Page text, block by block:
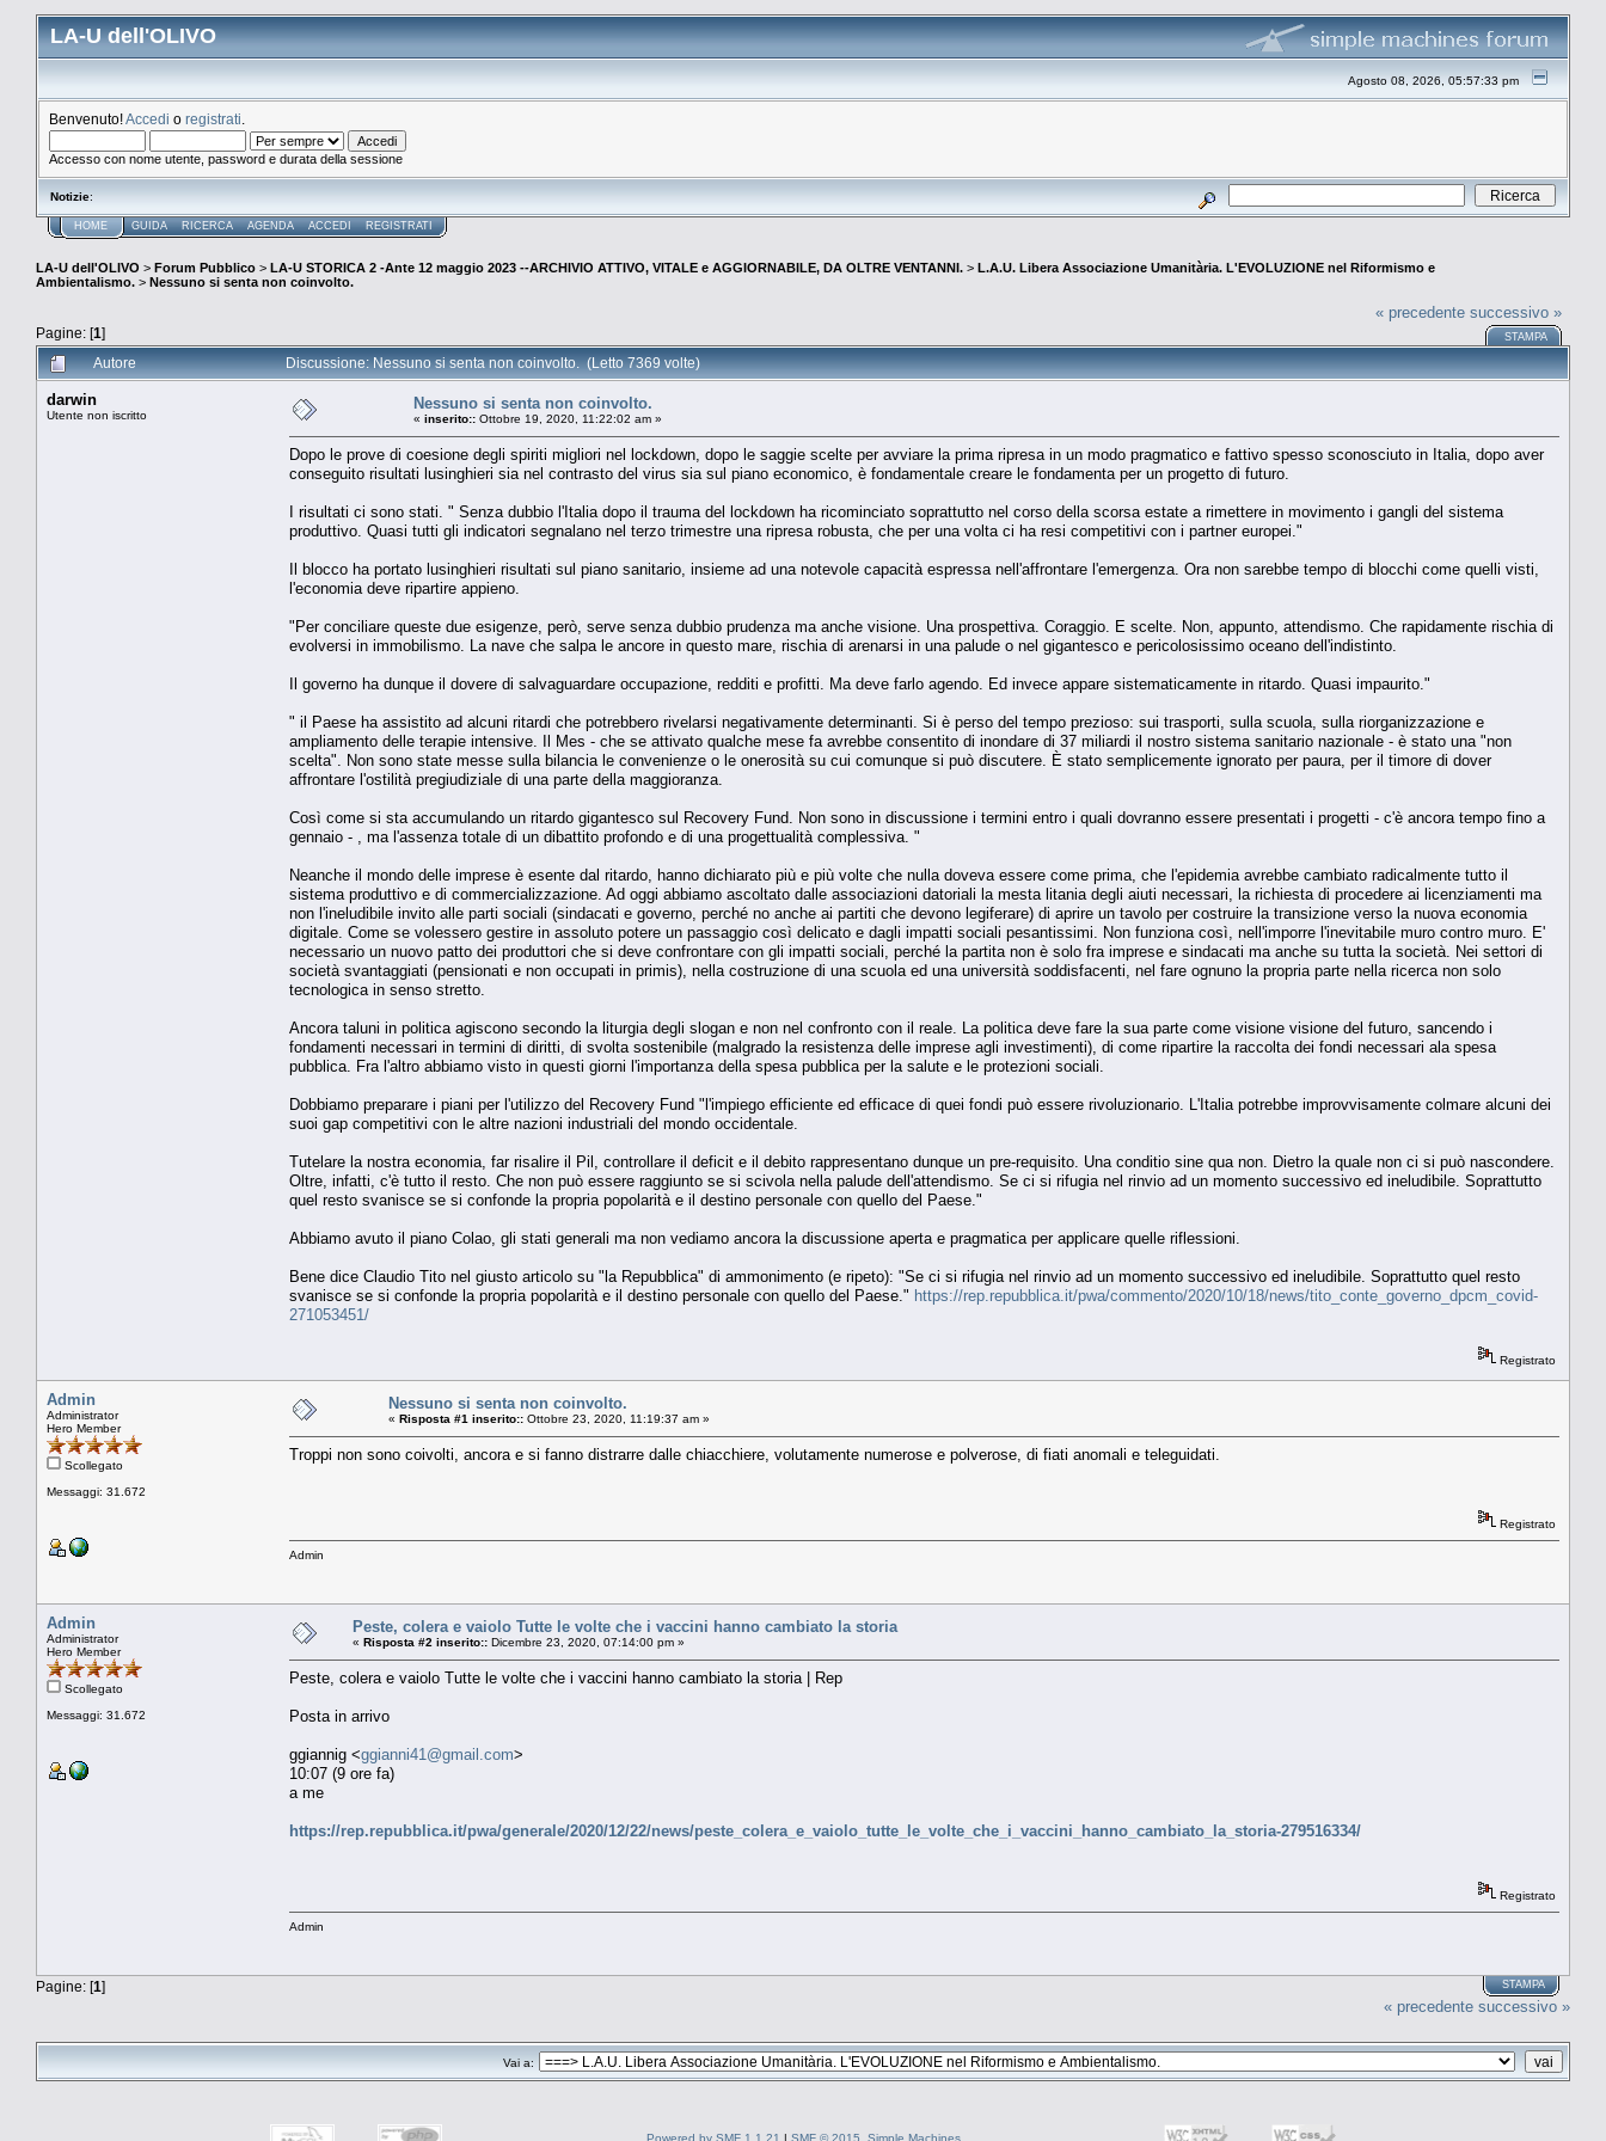
LA-U dell'OLIVO
Agosto 08, 2026, 05:57:33 pm
Benvenuto!Accedi o registrati
Accesso con nome utente, password e durata della sessione
Notizie:
HOME GUIDA RICERCA AGENDA ACCEDI REGISTRATI
LA-U dell'OLIVO > Forum Pubblico > LA-U STORICA 2 -Ante 12 maggio 2023 --ARCHIVIO ATTIVO, VITALE e AGGIORNABILE, DA OLTRE VENTANNI. > L.A.U. Libera Associazione Umanitària. L'EVOLUZIONE nel Riformismo e
Ambientalismo. > Nessuno si senta non coinvolto.
Pagine: [1]
« precedente successivo »
STAMPA
Autore Discussione: Nessuno si senta non coinvolto. (Letto 7369 volte)
darwin
Utente non iscritto
Nessuno si senta non coinvolto.
« inserito:: Ottobre 19, 2020, 11:22:02 am »
Dopo le prove di coesione degli spiriti migliori nel lockdown, dopo le saggie scelte per avviare la prima ripresa in un modo pragmatico e fattivo spesso sconosciuto in Italia, dopo aver
conseguito risultati lusinghieri sia nel contrasto del virus sia sul piano economico, è fondamentale creare le fondamenta per un progetto di futuro.
I risultati ci sono stati. " Senza dubbio l'Italia dopo il trauma del lockdown ha ricominciato soprattutto nel corso della scorsa estate a rimettere in movimento i gangli del sistema
produttivo. Quasi tutti gli indicatori segnalano nel terzo trimestre una ripresa robusta, che per una volta ci ha resi competitivi con i partner europei."
Il blocco ha portato lusinghieri risultati sul piano sanitario, insieme ad una notevole capacità espressa nell'affrontare l'emergenza. Ora non sarebbe tempo di blocchi come quelli visti,
l'economia deve ripartire appieno.
"Per conciliare queste due esigenze, però, serve senza dubbio prudenza ma anche visione. Una prospettiva. Coraggio. E scelte. Non, appunto, attendismo. Che rapidamente rischia di
evolversi in immobilismo. La nave che salpa le ancore in questo mare, rischia di arenarsi in una palude o nel gigantesco e pericolosissimo oceano dell'indistinto.
Il governo ha dunque il dovere di salvaguardare occupazione, redditi e profitti. Ma deve farlo agendo. Ed invece appare sistematicamente in ritardo. Quasi impaurito."
" il Paese ha assistito ad alcuni ritardi che potrebbero rivelarsi negativamente determinanti. Si è perso del tempo prezioso: sui trasporti, sulla scuola, sulla riorganizzazione e
ampliamento delle terapie intensive. Il Mes - che se attivato qualche mese fa avrebbe consentito di inondare di 37 miliardi il nostro sistema sanitario nazionale - è stato una "non
scelta". Non sono state messe sulla bilancia le convenienze o le onerosità su cui comunque si può discutere. È stato semplicemente ignorato per paura, per il timore di dover
affrontare l'ostilità pregiudiziale di una parte della maggioranza.
Così come si sta accumulando un ritardo gigantesco sul Recovery Fund. Non sono in discussione i termini entro i quali dovranno essere presentati i progetti - c'è ancora tempo fino a
gennaio - , ma l'assenza totale di un dibattito profondo e di una progettualità complessiva. "
Neanche il mondo delle imprese è esente dal ritardo, hanno dichiarato più e più volte che nulla doveva essere come prima, che l'epidemia avrebbe cambiato radicalmente tutto il
sistema produttivo e di commercializzazione. Ad oggi abbiamo ascoltato dalle associazioni datoriali la mesta litania degli aiuti necessari, la richiesta di procedere ai licenziamenti ma
non l'ineludibile invito alle parti sociali (sindacati e governo, perché no anche ai partiti che devono legiferare) di aprire un tavolo per costruire la transizione verso la nuova economia
digitale. Come se volessero gestire in assoluto potere un passaggio così delicato e dagli impatti sociali pesantissimi. Non funziona così, nell'imporre l'inevitabile muro contro muro. E'
necessario un nuovo patto dei produttori che si deve confrontare con gli impatti sociali, perché la partita non è solo fra imprese e sindacati ma anche su tutta la società. Nei settori di
società svantaggiati (pensionati e non occupati in primis), nella costruzione di una scuola ed una università soddisfacenti, nel fare ognuno la propria parte nella ricerca non solo
tecnologica in senso stretto.
Ancora taluni in politica agiscono secondo la liturgia degli slogan e non nel confronto con il reale. La politica deve fare la sua parte come visione visione del futuro, sancendo i
fondamenti necessari in termini di diritti, di svolta sostenibile (malgrado la resistenza delle imprese agli investimenti), di come ripartire la raccolta dei fondi necessari ala spesa
pubblica. Fra l'altro abbiamo visto in questi giorni l'importanza della spesa pubblica per la salute e le protezioni sociali.
Dobbiamo preparare i piani per l'utilizzo del Recovery Fund "l'impiego efficiente ed efficace di quei fondi può essere rivoluzionario. L'Italia potrebbe improvvisamente colmare alcuni dei
suoi gap competitivi con le altre nazioni industriali del mondo occidentale.
Tutelare la nostra economia, far risalire il Pil, controllare il deficit e il debito rappresentano dunque un pre-requisito. Una conditio sine qua non. Dietro la quale non ci si può nascondere.
Oltre, infatti, c'è tutto il resto. Che non può essere raggiunto se si scivola nella palude dell'attendismo. Se ci si rifugia nel rinvio ad un momento successivo ed ineludibile. Soprattutto
quel resto svanisce se si confonde la propria popolarità e il destino personale con quello del Paese."
Abbiamo avuto il piano Colao, gli stati generali ma non vediamo ancora la discussione aperta e pragmatica per applicare quelle riflessioni.
Bene dice Claudio Tito nel giusto articolo su "la Repubblica" di ammonimento (e ripeto): "Se ci si rifugia nel rinvio ad un momento successivo ed ineludibile. Soprattutto quel resto
svanisce se si confonde la propria popolarità e il destino personale con quello del Paese." https://rep.repubblica.it/pwa/commento/2020/10/18/news/tito_conte_governo_dpcm_covid-
271053451/
Registrato
Admin
Administrator
Hero Member
Scollegato
Messaggi: 31.672
Nessuno si senta non coinvolto.
« Risposta #1 inserito:: Ottobre 23, 2020, 11:19:37 am »
Troppi non sono coivolti, ancora e si fanno distrarre dalle chiacchiere, volutamente numerose e polverose, di fiati anomali e teleguidati.
Registrato
Admin
Admin
Administrator
Hero Member
Scollegato
Messaggi: 31.672
Peste, colera e vaiolo Tutte le volte che i vaccini hanno cambiato la storia
« Risposta #2 inserito:: Dicembre 23, 2020, 07:14:00 pm »
Peste, colera e vaiolo Tutte le volte che i vaccini hanno cambiato la storia | Rep
Posta in arrivo
ggiannig <ggianni41@gmail.com>
10:07 (9 ore fa)
a me
https://rep.repubblica.it/pwa/generale/2020/12/22/news/peste_colera_e_vaiolo_tutte_le_volte_che_i_vaccini_hanno_cambiato_la_storia-279516334/
Registrato
Admin
Pagine: [1] STAMPA
« precedente successivo »
Vai a: